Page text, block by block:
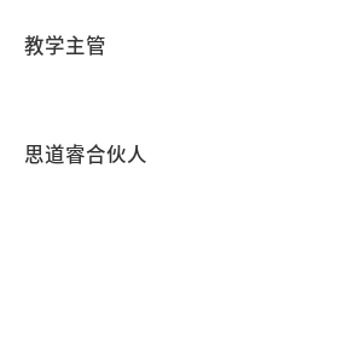
教学主管
思道睿合伙人